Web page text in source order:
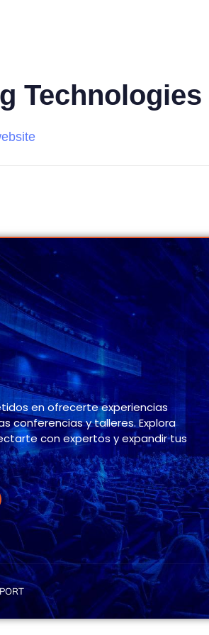
en ofrecerte experiencias
conferencias y talleres. Explora
con expertos y expandir tus